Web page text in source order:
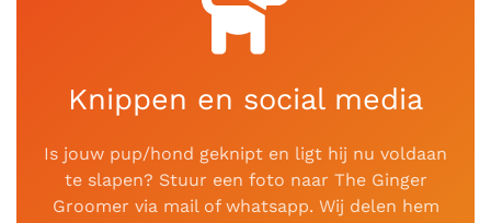
Knippen en social media
Is jouw pup/hond geknipt en ligt hij nu voldaan
te slapen? Stuur een foto naar The Ginger
Groomer via mail of whatsapp. Wij delen hem